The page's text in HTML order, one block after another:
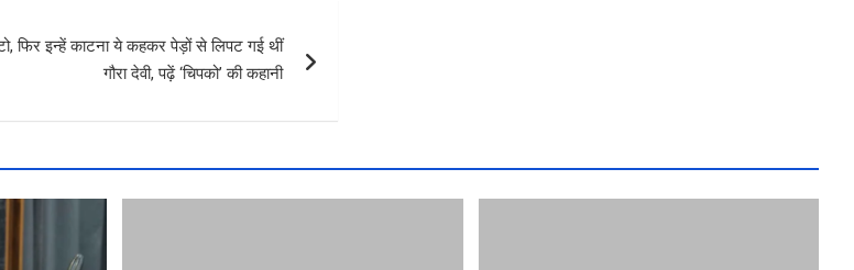
फिर इन्हें काटना ये कहकर पेड़ों से लिपट गई थीं
गौरा देवी, पढ़ें ‘चिपको’ की कहानी